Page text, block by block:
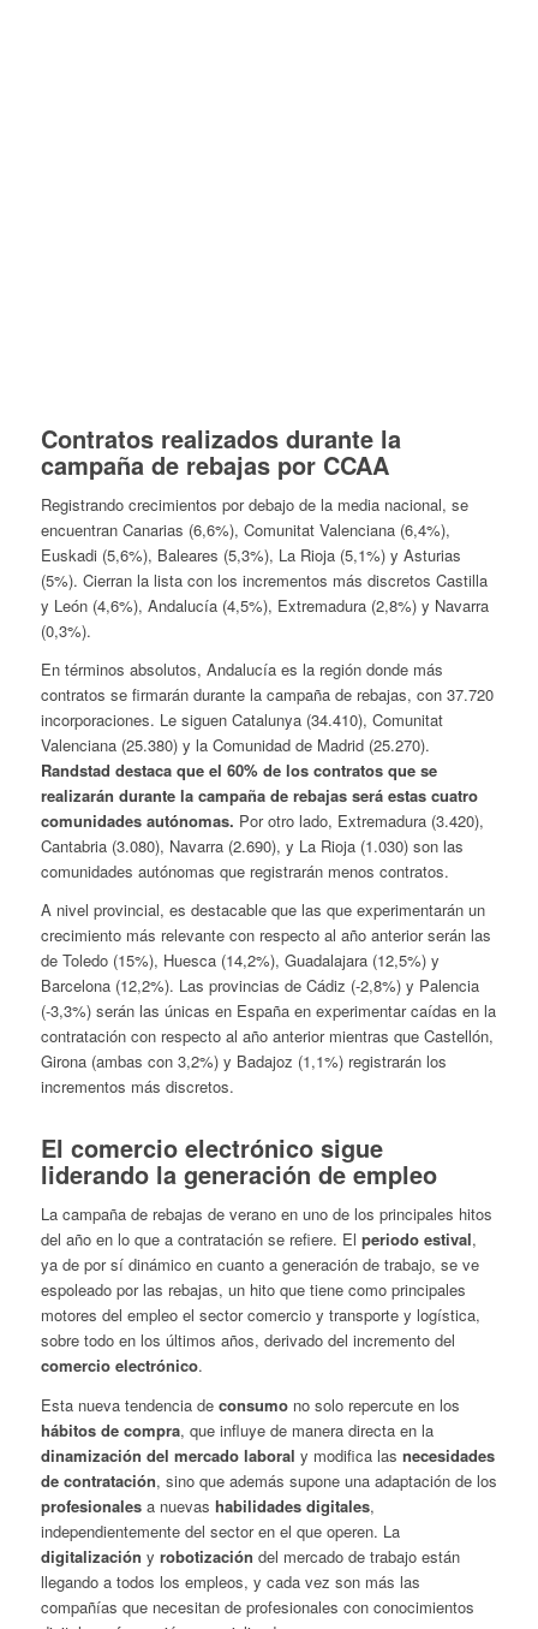
Contratos realizados durante la
campaña de rebajas por CCAA
Registrando crecimientos por debajo de la media nacional, se
encuentran Canarias (6,6%), Comunitat Valenciana (6,4%),
Euskadi (5,6%), Baleares (5,3%), La Rioja (5,1%) y Asturias
(5%). Cierran la lista con los incrementos más discretos Castilla
y León (4,6%), Andalucía (4,5%), Extremadura (2,8%) y Navarra
(0,3%).
En términos absolutos, Andalucía es la región donde más
contratos se firmarán durante la campaña de rebajas, con 37.720
incorporaciones. Le siguen Catalunya (34.410), Comunitat
Valenciana (25.380) y la Comunidad de Madrid (25.270).
Randstad destaca que el 60% de los contratos que se
realizarán durante la campaña de rebajas será estas cuatro
comunidades autónomas. Por otro lado, Extremadura (3.420),
Cantabria (3.080), Navarra (2.690), y La Rioja (1.030) son las
comunidades autónomas que registrarán menos contratos.
A nivel provincial, es destacable que las que experimentarán un
crecimiento más relevante con respecto al año anterior serán las
de Toledo (15%), Huesca (14,2%), Guadalajara (12,5%) y
Barcelona (12,2%). Las provincias de Cádiz (-2,8%) y Palencia
(-3,3%) serán las únicas en España en experimentar caídas en la
contratación con respecto al año anterior mientras que Castellón,
Girona (ambas con 3,2%) y Badajoz (1,1%) registrarán los
incrementos más discretos.
El comercio electrónico sigue
liderando la generación de empleo
La campaña de rebajas de verano en uno de los principales hitos
del año en lo que a contratación se refiere. El periodo estival,
ya de por sí dinámico en cuanto a generación de trabajo, se ve
espoleado por las rebajas, un hito que tiene como principales
motores del empleo el sector comercio y transporte y logística,
sobre todo en los últimos años, derivado del incremento del
comercio electrónico.
Esta nueva tendencia de consumono solo repercute en los
hábitos de compra, que influye de manera directa en la
dinamización del mercado laboral y modifica las necesidades
de contratación, sino que además supone una adaptación de los
profesionalesa nuevas habilidades digitales,
independientemente del sector en el que operen. La
digitalización y robotización del mercado de trabajo están
llegando a todos los empleos, y cada vez son más las
compañías que necesitan de profesionales con conocimientos